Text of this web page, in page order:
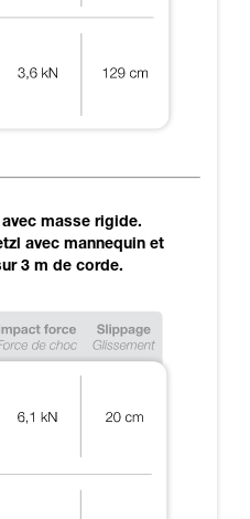
masse rigide.
avec mannequin et
3 m de corde.